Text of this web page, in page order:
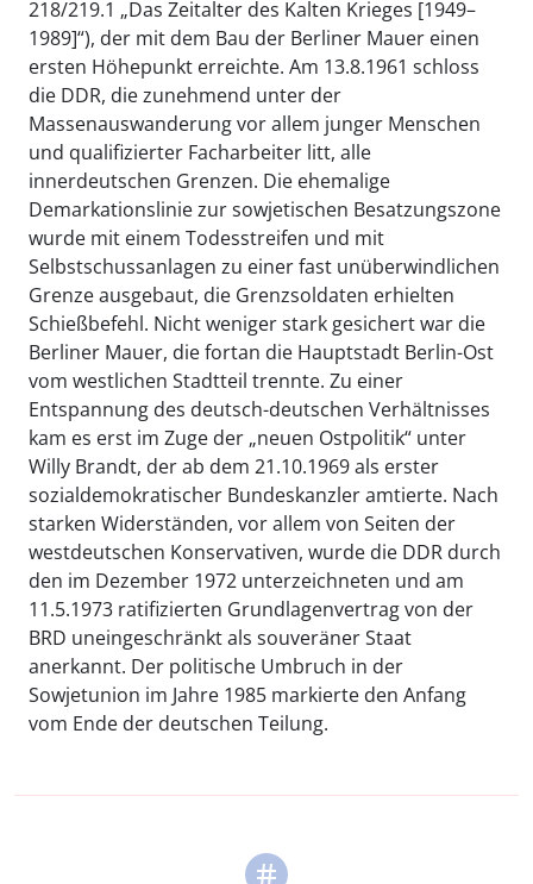
218/219.1 „Das Zeitalter des Kalten Krieges [1949–
1989]“), der mit dem Bau der Berliner Mauer einen
ersten Höhepunkt erreichte. Am 13.8.1961 schloss
die DDR, die zunehmend unter der
Massenauswanderung vor allem junger Menschen
und qualifizierter Facharbeiter litt, alle
innerdeutschen Grenzen. Die ehemalige
Demarkationslinie zur sowjetischen Besatzungszone
wurde mit einem Todesstreifen und mit
Selbstschussanlagen zu einer fast unüberwindlichen
Grenze ausgebaut, die Grenzsoldaten erhielten
Schießbefehl. Nicht weniger stark gesichert war die
Berliner Mauer, die fortan die Hauptstadt Berlin-Ost
vom westlichen Stadtteil trennte. Zu einer
Entspannung des deutsch-deutschen Verhältnisses
kam es erst im Zuge der „neuen Ostpolitik“ unter
Willy Brandt, der ab dem 21.10.1969 als erster
sozialdemokratischer Bundeskanzler amtierte. Nach
starken Widerständen, vor allem von Seiten der
westdeutschen Konservativen, wurde die DDR durch
den im Dezember 1972 unterzeichneten und am
11.5.1973 ratifizierten Grundlagenvertrag von der
BRD uneingeschränkt als souveräner Staat
anerkannt. Der politische Umbruch in der
Sowjetunion im Jahre 1985 markierte den Anfang
vom Ende der deutschen Teilung.